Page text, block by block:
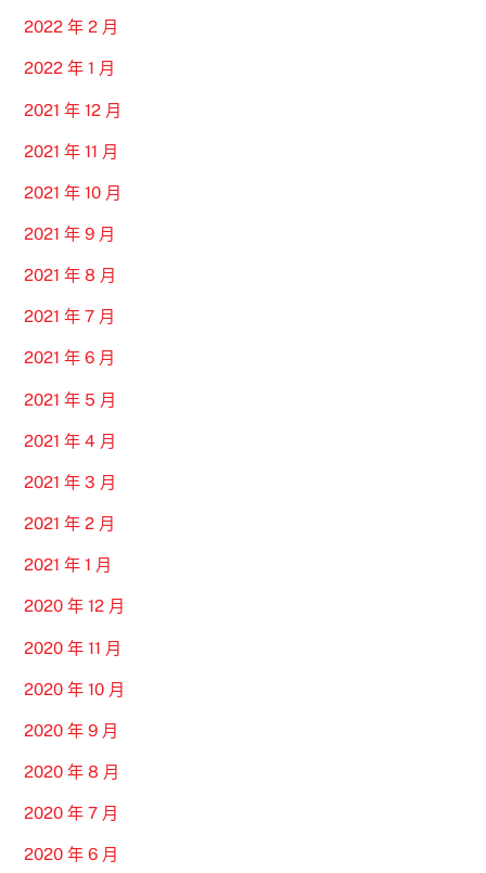
2022 年 2 月
2022 年 1 月
2021 年 12 月
2021 年 11 月
2021 年 10 月
2021 年 9 月
2021 年 8 月
2021 年 7 月
2021 年 6 月
2021 年 5 月
2021 年 4 月
2021 年 3 月
2021 年 2 月
2021 年 1 月
2020 年 12 月
2020 年 11 月
2020 年 10 月
2020 年 9 月
2020 年 8 月
2020 年 7 月
2020 年 6 月